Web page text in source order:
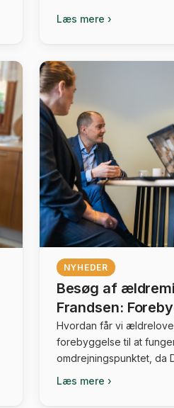
Læs mere ›
NYHEDER
Besøg af
Frandsen:
Hvordan får vi
forebyggelse til at
omdrejningspunktet, da
ældreminister Henrik
Læs mere ›